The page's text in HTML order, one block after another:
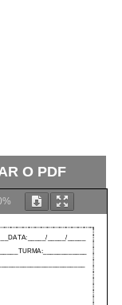
O PDF